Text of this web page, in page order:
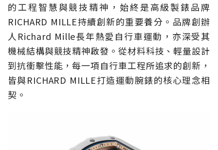
的工程智慧與競技精神，始終是高級製錶品牌
RICHARD MILLE持續創新的重要養分。品牌創辦
人Richard Mille長年熱愛自行車運動，亦深受其
機械結構與競技精神啟發。從材料科技、輕量設計
到抗衝擊性能，每一項自行車工程所追求的創新，
皆與RICHARD MILLE打造運動腕錶的核心理念相
契。